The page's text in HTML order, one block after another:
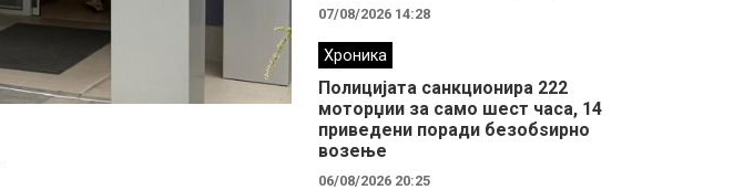
07/08/2026 14:28
Хроника
Полицијата санкционира 222
моторџии за само шест часа, 14
приведени поради безобѕирно
возење
06/08/2026 20:25